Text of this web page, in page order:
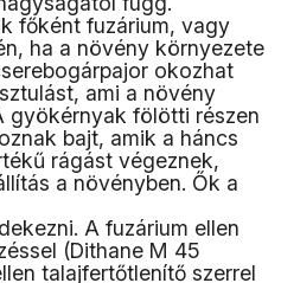
főként fuzárium, vagy
ha a növény környezete
okozhat
ami a növény
gyökérnyak fölötti részen
bajt, amik a háncs
rágást végeznek,
a növényben. Ők a
A fuzárium ellen
(Dithane M 45
talajfertőtlenítő szerrel